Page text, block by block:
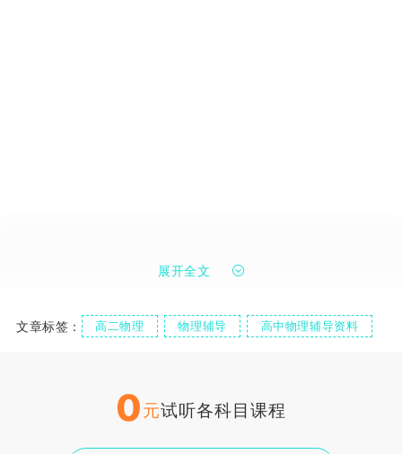
展开全文
文章标签： 高二物理 物理辅导 高中物理辅导资料
0元试听各科目课程